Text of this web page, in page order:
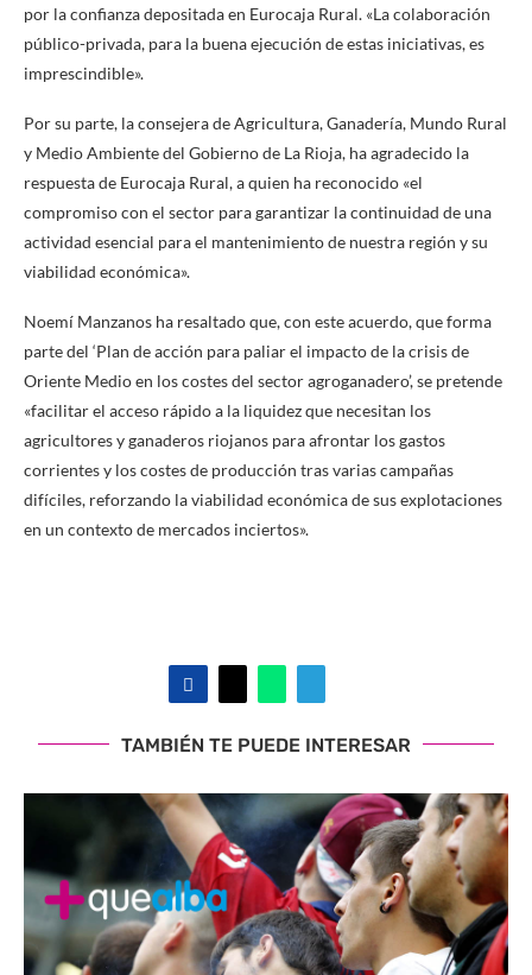
por la confianza depositada en Eurocaja Rural. «La colaboración
público-privada, para la buena ejecución de estas iniciativas, es
imprescindible».
Por su parte, la consejera de Agricultura, Ganadería, Mundo Rural
y Medio Ambiente del Gobierno de La Rioja, ha agradecido la
respuesta de Eurocaja Rural, a quien ha reconocido «el
compromiso con el sector para garantizar la continuidad de una
actividad esencial para el mantenimiento de nuestra región y su
viabilidad económica».
Noemí Manzanos ha resaltado que, con este acuerdo, que forma
parte del ‘Plan de acción para paliar el impacto de la crisis de
Oriente Medio en los costes del sector agroganadero’, se pretende
«facilitar el acceso rápido a la liquidez que necesitan los
agricultores y ganaderos riojanos para afrontar los gastos
corrientes y los costes de producción tras varias campañas
difíciles, reforzando la viabilidad económica de sus explotaciones
en un contexto de mercados inciertos».
TAMBIÉN TE PUEDE INTERESAR